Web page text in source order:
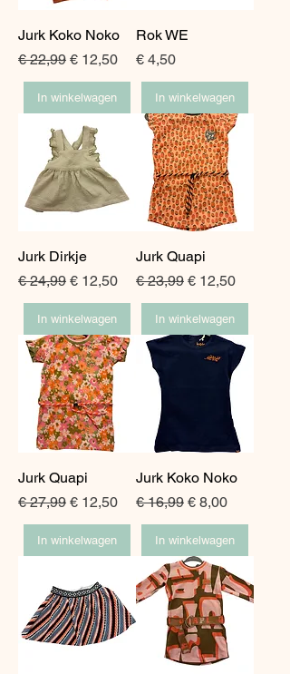
Jurk Koko Noko
Normale prijs
€ 22,99 Verkoopprijs
€ 12,50
In winkelwagen
Rok WE
Prijs
€ 4,50
In winkelwagen
Jurk Dirkje
Normale prijs
€ 24,99 Verkoopprijs
€ 12,50
In winkelwagen
Jurk Quapi
Normale prijs
€ 23,99 Verkoopprijs
€ 12,50
In winkelwagen
Jurk Quapi
Normale prijs
€ 27,99 Verkoopprijs
€ 12,50
In winkelwagen
Jurk Koko Noko
Normale prijs
€ 16,99 Verkoopprijs
€ 8,00
In winkelwagen